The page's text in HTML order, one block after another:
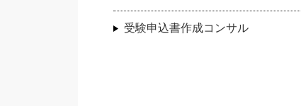
受験申込書作成コンサル